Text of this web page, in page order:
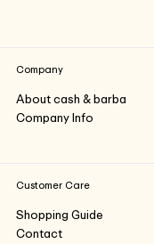
Company
About cash & barba
Company Info
Customer Care
Shopping Guide
Contact